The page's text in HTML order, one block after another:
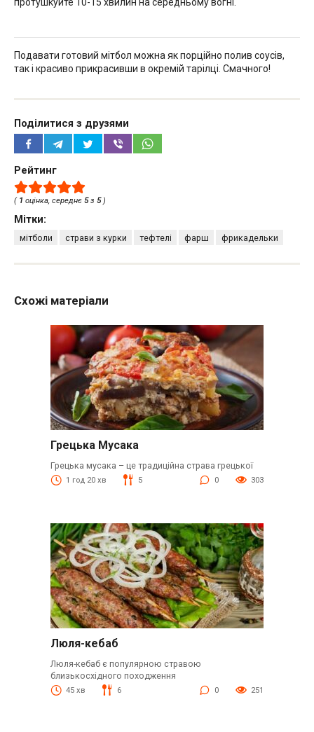
протушкуйте 10-15 хвилин на середньому вогні.
Подавати готовий мітбол можна як порційно полив соусів,
так і красиво прикрасивши в окремій тарілці. Смачного!
Поділитися з друзями
Рейтинг
( 1 оцінка, середнє 5з 5)
Мітки:
мітболи страви з курки тефтелі фарш фрикадельки
Схожі матеріали
Грецька Мусака
Грецька мусака – це традиційна страва грецької
1 год 20 хв 5 0 303
Люля-кебаб
Люля-кебаб є популярною стравою
близькосхідного походження
45 хв 6 0 251